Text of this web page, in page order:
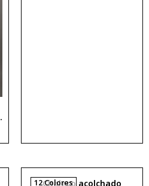
12 Colores
Chaleco acolchado